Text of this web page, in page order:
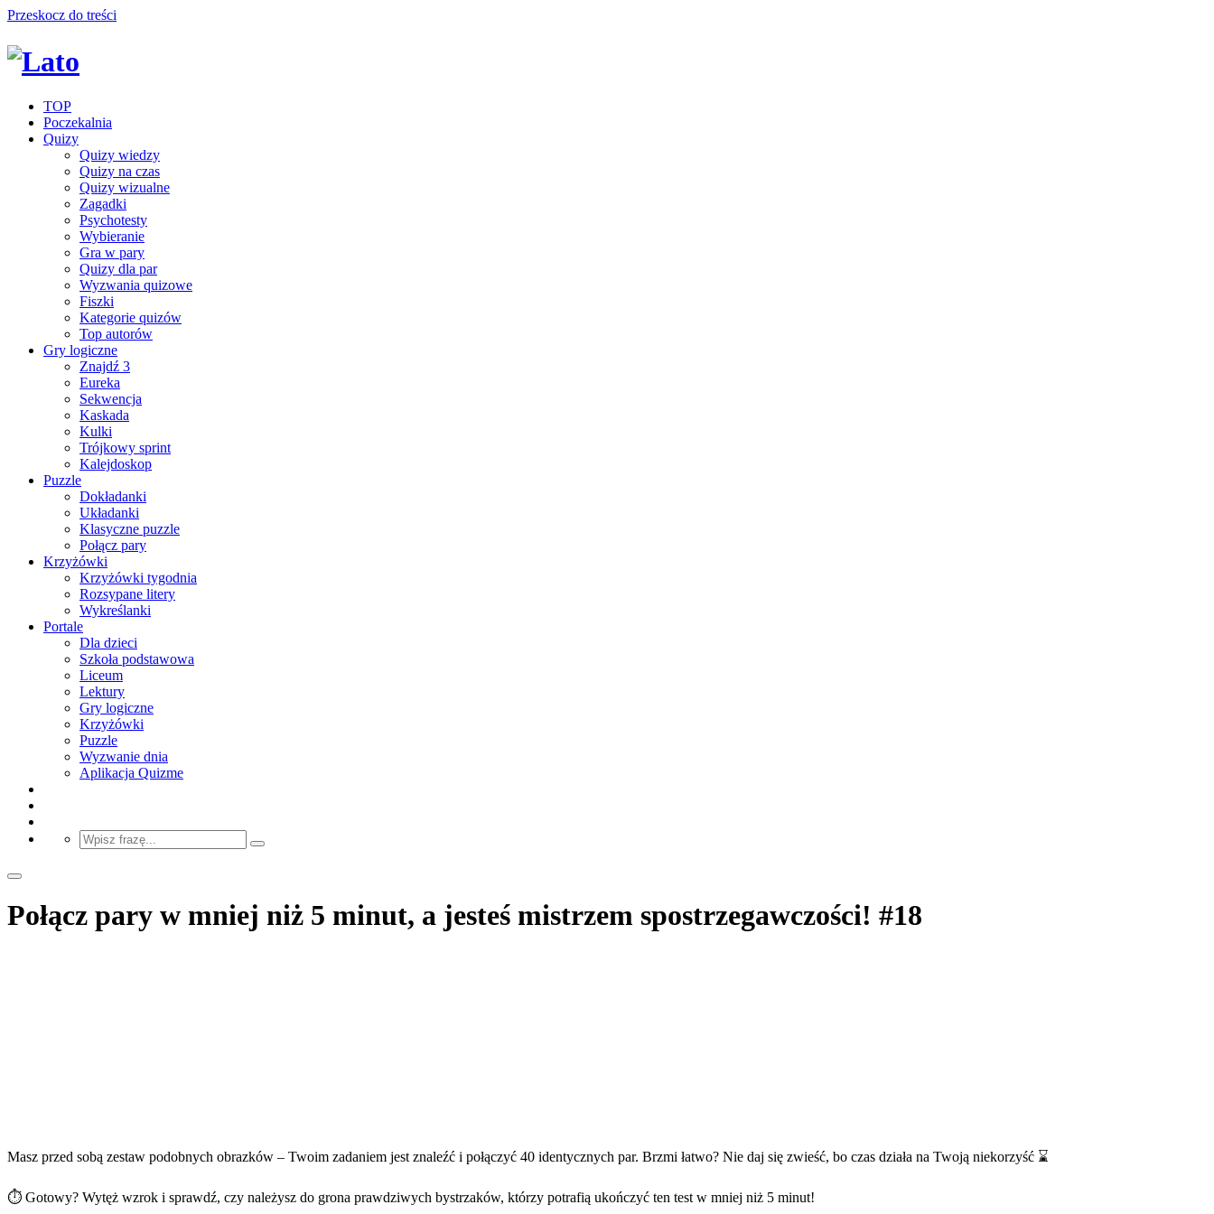
Przeskocz do treści
TOP
Poczekalnia
Quizy
Quizy wiedzy
Quizy na czas
Quizy wizualne
Zagadki
Psychotesty
Wybieranie
Gra w pary
Quizy dla par
Wyzwania quizowe
Fiszki
Kategorie quizów
Top autorów
Gry logiczne
Znajdź 3
Eureka
Sekwencja
Kaskada
Kulki
Trójkowy sprint
Kalejdoskop
Puzzle
Dokładanki
Układanki
Klasyczne puzzle
Połącz pary
Krzyżówki
Krzyżówki tygodnia
Rozsypane litery
Wykreślanki
Portale
Dla dzieci
Szkoła podstawowa
Liceum
Lektury
Gry logiczne
Krzyżówki
Puzzle
Wyzwanie dnia
Aplikacja Quizme
Połącz pary w mniej niż 5 minut, a jesteś mistrzem spostrzegawczości! #18
Masz przed sobą zestaw podobnych obrazków – Twoim zadaniem jest znaleźć i połączyć 40 identycznych par. Brzmi łatwo? Nie daj się zwieść, bo czas działa na Twoją niekorzyść ⌛
⏱ Gotowy? Wytęż wzrok i sprawdź, czy należysz do grona prawdziwych bystrzaków, którzy potrafią ukończyć ten test w mniej niż 5 minut!